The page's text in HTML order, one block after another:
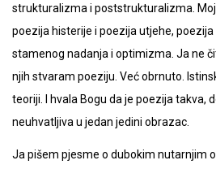
strukturalizma i poststrukturalizma.
poezija histerije i poezija utjehe, poezija
stamenog nadanja i optimizma. Ja ne
njih stvaram poeziju. Već obrnuto.
teoriji. I hvala Bogu da je poezija takva,
neuhvatljiva u jedan jedini obrazac.
Ja pišem pjesme o dubokim nutarnjim